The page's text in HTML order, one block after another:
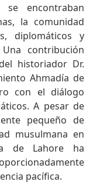
encontraban
la comunidad
diplomáticos y
contribución
historiador Dr.
Ahmadía de
con el diálogo
A pesar de
pequeño de
musulmana en
de Lahore ha
pacífica.